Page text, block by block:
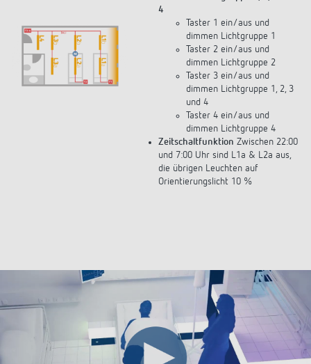
4
Taster 1 ein/aus und
dimmen Lichtgruppe 1
Taster 2 ein/aus und
dimmen Lichtgruppe 2
Taster 3 ein/aus und
dimmen Lichtgruppe 1, 2, 3
und 4
Taster 4 ein/aus und
dimmen Lichtgruppe 4
Zeitschaltfunktion Zwischen 22:00
und 7:00 Uhr sind L1a & L2a aus,
die übrigen Leuchten auf
Orientierungslicht 10 %